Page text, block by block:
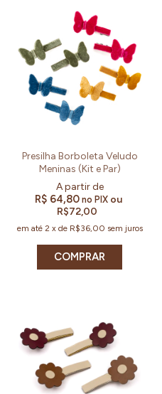
Presilha Borboleta Veludo
Meninas (Kit e Par)
R$ 64,80no PIX ou
R$72,00
em até 2 x de R$36,00 sem juros
COMPRAR